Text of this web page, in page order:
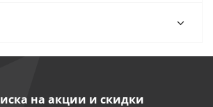
на акции и скидки